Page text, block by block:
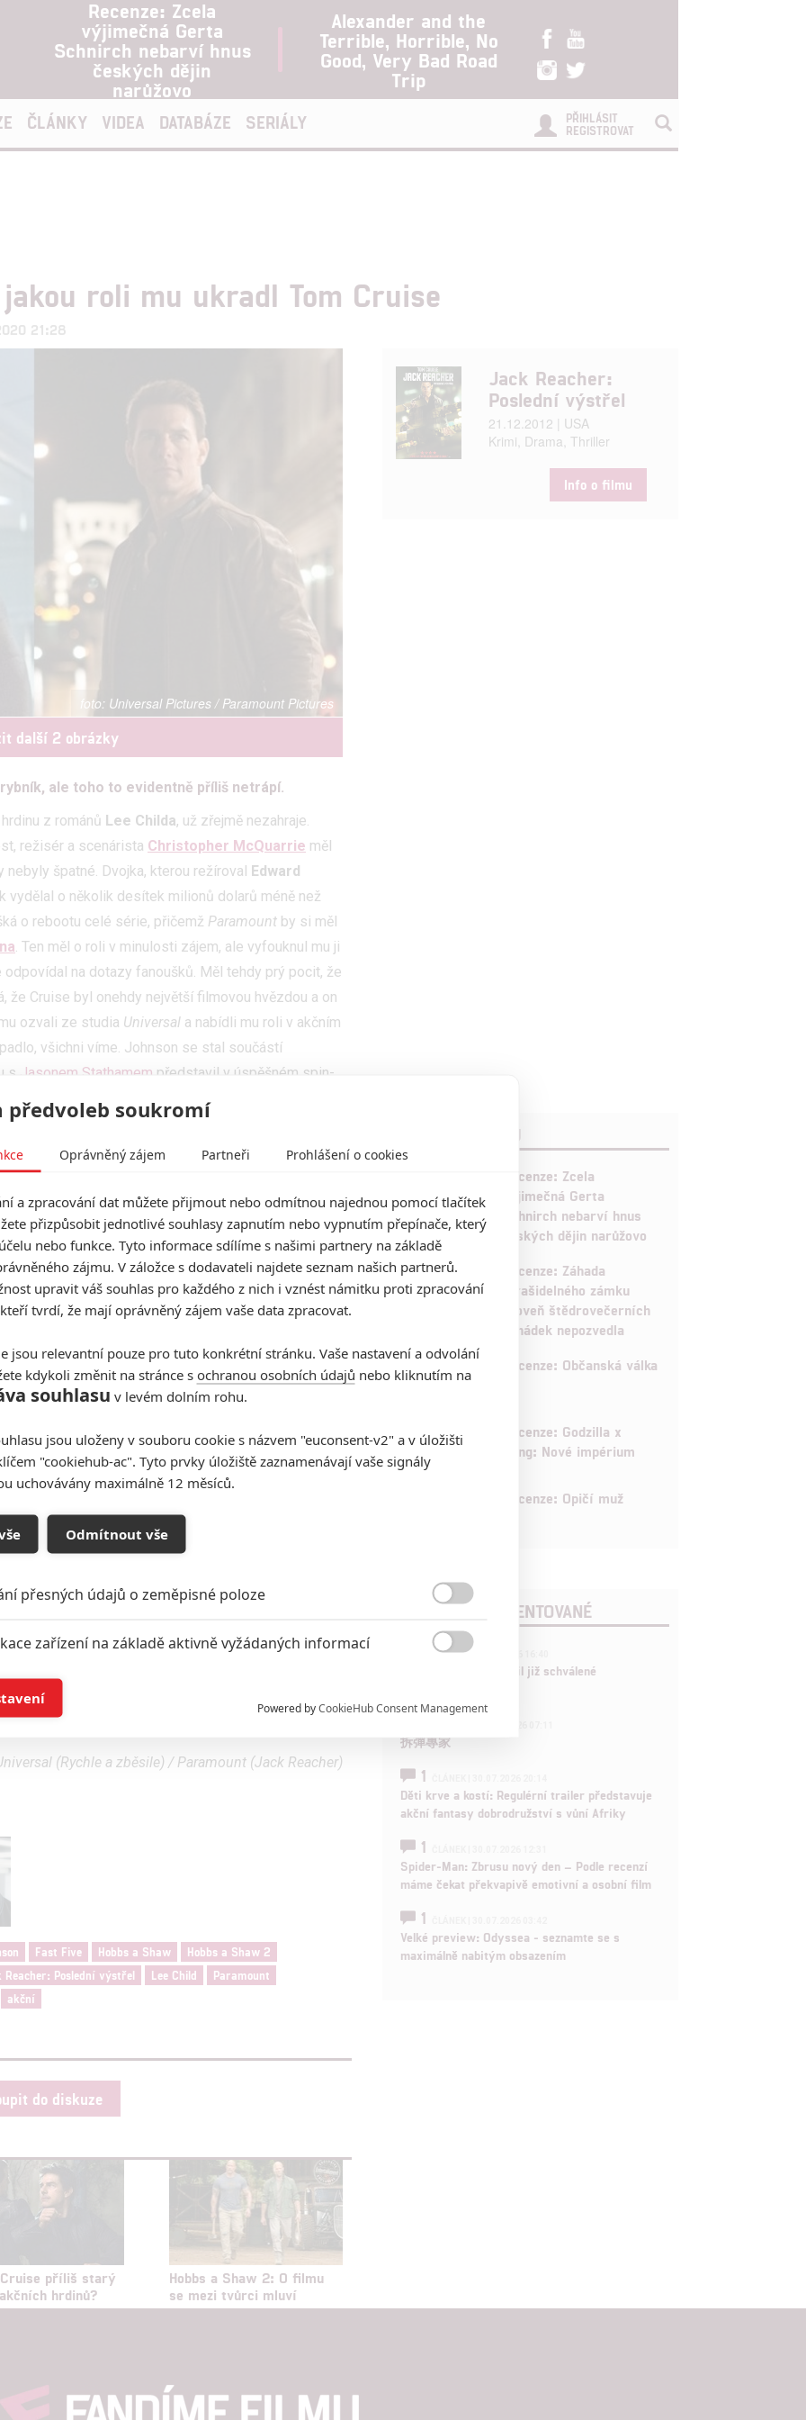
Recenze: Zcela
výjimečná Gerta
Schnirch nebarví hnus
českých dějin
narůžovo
Alexander and the
Terrible, Horrible, No
Good, Very Bad Road
Trip
ČLÁNKY VIDEA DATABÁZE SERIÁLY
PŘIHLÁSIT
REGISTROVAT
roli mu ukradl Tom Cruise
21:28
Universal Pictures / Paramount Pictures
další 2 obrázky
ale toho to evidentně příliš netrápí.
hrdinu z románů Lee Childa, už zřejmě nezahraje.
režisér a scenárista Christopher McQuarrie měl
špatné. Dvojka, kterou režíroval
Edward
vydělal o několik desítek milionů dolarů méně než
o rebootu celé série, přičemž Paramount by si měl
. Ten měl o roli v minulosti zájem, ale vyfouknul mu ji
na dotazy fanoušků. Měl tehdy prý pocit, že
že Cruise byl onehdy největší filmovou hvězdou a on
ozvali ze studia Universal a nabídli mu roli v akčním
všichni víme. Johnson se stal součástí
s
Jasonem Stathamem představil v úspěšném spin-
s Keanu Reevesem
jej odmítnutí vlastně nemrzí. Postavu Reachera
měl velmi malý manévrovací postoj v tom, jak
si charakter přizpůsobit tak, jak by sám chtěl, což
snímkuHobbs a Shaw, když prozradil, že
skvěle napsané postavy, nikoliv jen oběti Hobbsova
hrdiny i antihrdiny."
těšit!
But Didn't Get
film Was there a movie role I really wanted,
was Jack Reacher. The actor was Tom
happy he got it. Universe works in funny
on me, another door opened with the
scratch that was of my DNA. The one and
defying, always winkin’ and having fun
HOBBS. Let the good times roll Thanks for
holiday weekend. Most importantly, stay
dne Pátek 10. dubna 2020
(Rychle a zběsile) / Paramount (Jack Reacher)
Fast Five Hobbs a Shaw
Hobbs a Shaw 2
Reacher: Poslední výstřel Lee Child
Paramount
akční
do diskuze
Cruise příliš starý
hrdinů?
Hobbs a Shaw 2: O filmu
se mezi tvůrci mluví
Jack Reacher:
Poslední výstřel
21.12.2012 | USA
Krimi, Drama, Thriller
Info o filmu
Recenze: Zcela
výjimečná Gerta
Schnirch nebarví hnus
českých dějin narůžovo
5
Recenze: Záhada
strašidelného zámku
úroveň štědrovečerních
pohádek nepozvedla
8 Recenze: Občanská válka
6
Recenze: Godzilla x
Kong: Nové impérium
Recenze: Opičí muž
POSLEDNÍ KOMENTOVANÉ
3 ČLÁNEK | 01.08.2026 16:40
Marvel nečekaně zrušil již schválené
拆彈專家
1
Děti krve a kostí: Regulérní trailer představuje
akční fantasy dobrodružství s vůní Afriky
1
Spider-Man: Zbrusu nový den – Podle recenzí
máme čekat překvapivě emotivní a osobní film
1
Velké preview: Odyssea - seznamte se s
maximálně nabitým obsazením
předvoleb soukromí
Oprávněný zájem Partneři Prohlášení o cookies
a zpracování dat můžete přijmout nebo odmítnou najednou pomocí tlačítek
přizpůsobit jednotlivé souhlasy zapnutím nebo vypnutím přepínače, který
nebo funkce. Tyto informace sdílíme s našimi partnery na základě
zájmu. V záložce s dodavateli najdete seznam našich partnerů.
upravit váš souhlas pro každého z nich i vznést námitku proti zpracování
tvrdí, že mají oprávněný zájem vaše data zpracovat.
jsou relevantní pouze pro tuto konkrétní stránku. Vaše nastavení a odvolání
kdykoli změnit na stránce s ochranou osobních údajů nebo kliknutím na
souhlasu v levém dolním rohu.
jsou uloženy v souboru cookie s názvem "euconsent-v2" a v úložišti
"cookiehub-ac". Tyto prvky úložiště zaznamenávají vaše signály
uchovávány maximálně 12 měsíců.
Odmítnout vše
přesných údajů o zeměpisné poloze
zařízení na základě aktivně vyžádaných informací
a/nebo přístup k informacím v zařízení


s účely a funkcemi zde uvedenými dáváte nám i našim partnerům
bezpečnosti, předcházení a zjišťování podvodů a odstraňování chyb,
reklamy a obsahu
Powered byCookieHub Consent Management